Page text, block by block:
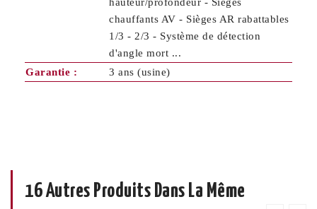
chauffants AV - Sièges AR rabattables
1/3 - 2/3 - Système de détection
d'angle mort ...
Garantie :
3 ans (usine)
16 Autres Produits Dans La Même